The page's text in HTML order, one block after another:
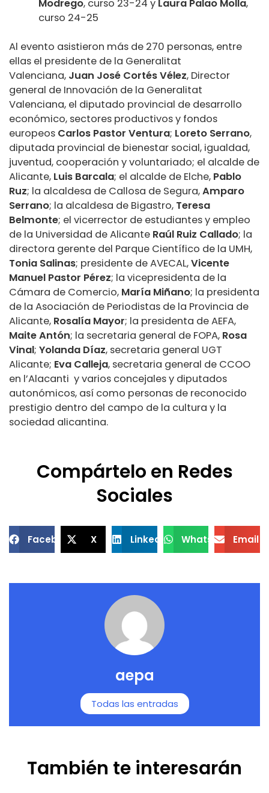
Modrego, curso 23-24 y Laura Palao Molla,
curso 24-25
Al evento asistieron más de 270 personas, entre
ellas el presidente de la Generalitat
Valenciana, Juan José Cortés Vélez, Director
general de Innovación de la Generalitat
Valenciana, el diputado provincial de desarrollo
económico, sectores productivos y fondos
europeos Carlos Pastor Ventura; Loreto Serrano,
diputada provincial de bienestar social, igualdad,
juventud, cooperación y voluntariado; el alcalde de
Alicante, Luis Barcala; el alcalde de Elche, Pablo
Ruz; la alcaldesa de Callosa de Segura,Amparo
Serrano; la alcaldesa de Bigastro, Teresa
Belmonte; el vicerrector de estudiantes y empleo
de la Universidad de Alicante Raúl Ruiz Callado; la
directora gerente del Parque Científico de la UMH,
Tonia Salinas; presidente de AVECAL,Vicente
Manuel Pastor Pérez; la vicepresidenta de la
Cámara de Comercio, María Miñano; la presidenta
de la Asociación de Periodistas de la Provincia de
Alicante, Rosalía Mayor; la presidenta de AEFA,
Maite Antón; la secretaria general de FOPA, Rosa
Vinal; Yolanda Díaz, secretaria general UGT
Alicante; Eva Calleja, secretaria general de CCOO
en l’Alacanti y varios concejales y diputados
autonómicos, así como personas de reconocido
prestigio dentro del campo de la cultura y la
sociedad alicantina.
Compártelo en Redes
Sociales
Facebook X LinkedIn WhatsApp Email
aepa
Todas las entradas
También te interesarán